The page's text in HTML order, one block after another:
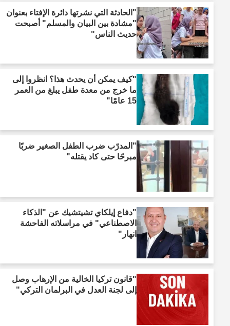
"الحادثة التي نشرتها دائرة الإفتاء بعنوان
"مشادة بين البيان والمسلم" أصبحت
حديث الناس"
"كيف يمكن أن يحدث هذا؟ انظروا إلى
ما خرج من معدة طفل يبلغ من العمر
15 عامًا"
"المدرّب ضرب الطفل الصغير ضربًا
مبرحًا حتى كاد يقتله"
"دفاع إيلكاي تشيتشيك عن "الذكاء
الاصطناعي" في مراسلاته الفاحشة
انهار"
"قانون تركيا الخالية من الإرهاب وصل
إلى لجنة العدل في البرلمان التركي"